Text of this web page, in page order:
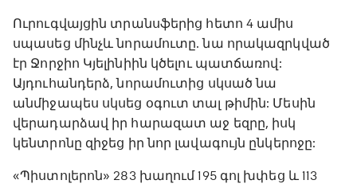
Ուրուգվայցին տրանսֆերից հետո 4 ամիս
սպասեց մինչև նորամուտը. նա որակազրկված
էր Ջորջիո Կյելինիին կծելու պատճառով:
Այդուհանդերձ, նորամուտից սկսած նա
անմիջապես սկսեց օգուտ տալ թիմին: Մեսին
վերադարձավ իր հարազատ աջ եզրը, իսկ
կենտրոնը զիջեց իր նոր լավագույն ընկերոջը:
«Պիստոլերոն» 283 խաղում 195 գոլ խփեց և 113